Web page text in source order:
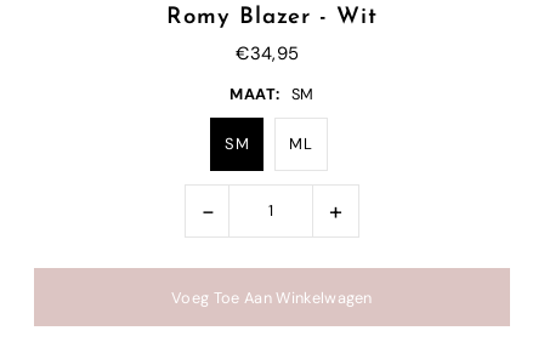
Romy Blazer - Wit
€34,95
MAAT: SM
SM ML
- +